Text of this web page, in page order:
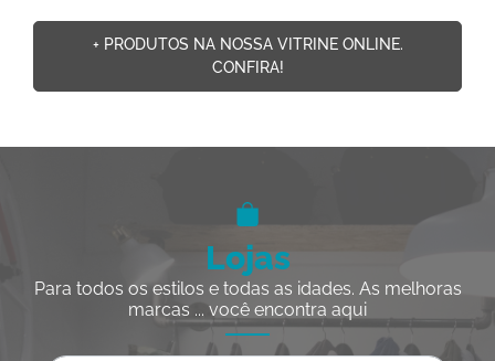
+ PRODUTOS NA NOSSA VITRINE ONLINE.
CONFIRA!
Lojas
Para todos os estilos e todas as idades. As melhoras
marcas ... você encontra aqui